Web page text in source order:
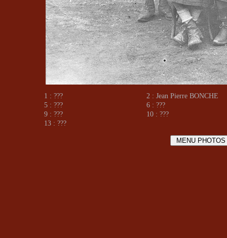
1 : ???
2 : Jean Pierre BONCHE
5 : ???
6 : ???
9 : ???
10 : ???
13 : ???